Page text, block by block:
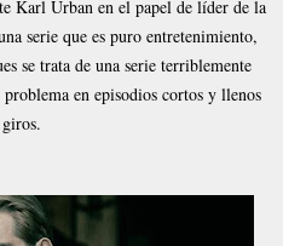
Karl Urban en el papel de líder de la
serie que es puro entretenimiento,
se trata de una serie terriblemente
en episodios cortos y llenos